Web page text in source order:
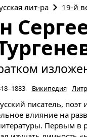
лит-ра 19-й
Википедия
писатель, поэт
влияние на
Первым в